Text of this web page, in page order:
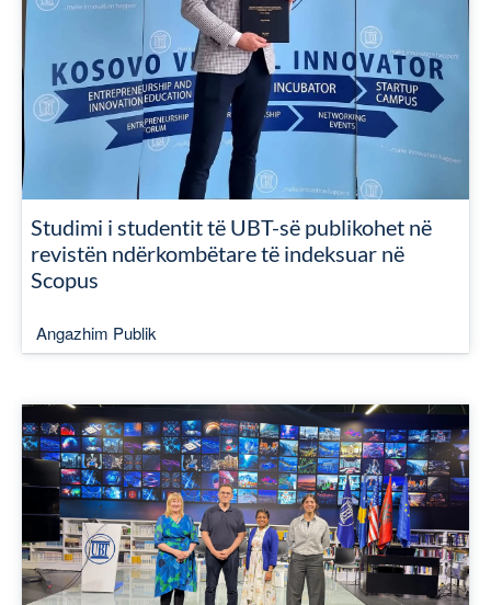
Studimi i studentit të UBT-së publikohet në
revistën ndërkombëtare të indeksuar në
Scopus
Angazhim Publik